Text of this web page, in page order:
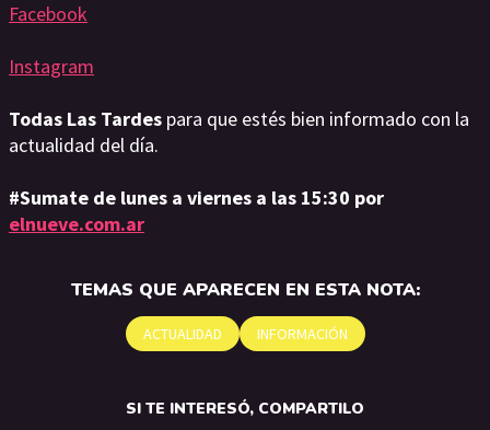
Facebook
Instagram
Todas Las Tardes para que estés bien informado con la
actualidad del día.
#Sumate de lunes a viernes a las 15:30 por
elnueve.com.ar
TEMAS QUE APARECEN EN ESTA NOTA:
ACTUALIDAD INFORMACIÓN
SI TE INTERESÓ, COMPARTILO